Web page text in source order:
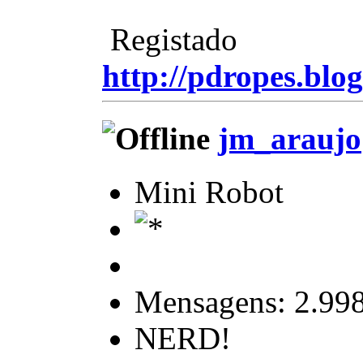
Registado
http://
jm_araujo
Mini Robot
Mensagens:
NERD!